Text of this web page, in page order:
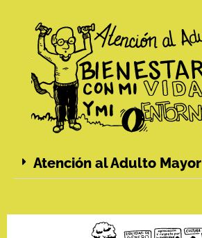
Atención al Adulto Mayor